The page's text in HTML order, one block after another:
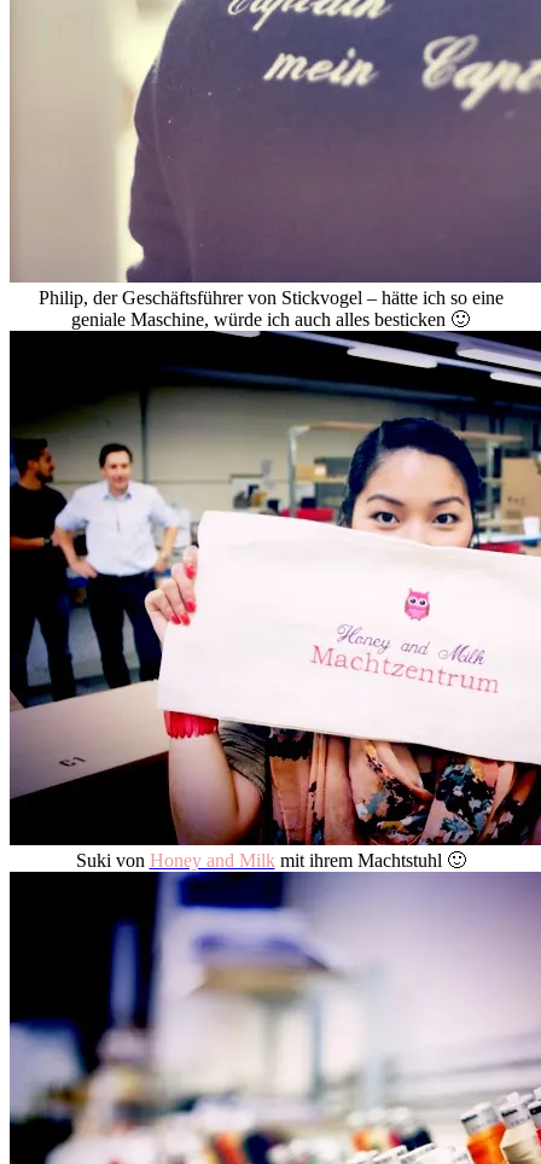
Philip, der Geschäftsführer von Stickvogel – hätte ich so eine
geniale Maschine, würde ich auch alles besticken 🙂
Suki von Honey and Milk mit ihrem Machtstuhl 🙂